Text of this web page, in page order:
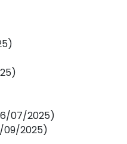
07/2025)
09/2025)